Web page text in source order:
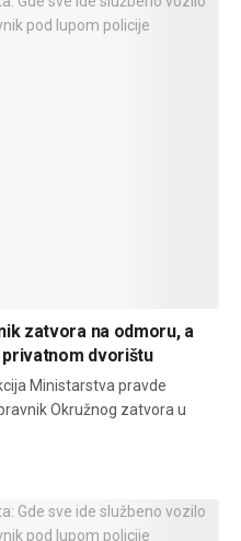
zatvora na odmoru, a
dvorištu
Ministarstva pravde
Okružnog zatvora u